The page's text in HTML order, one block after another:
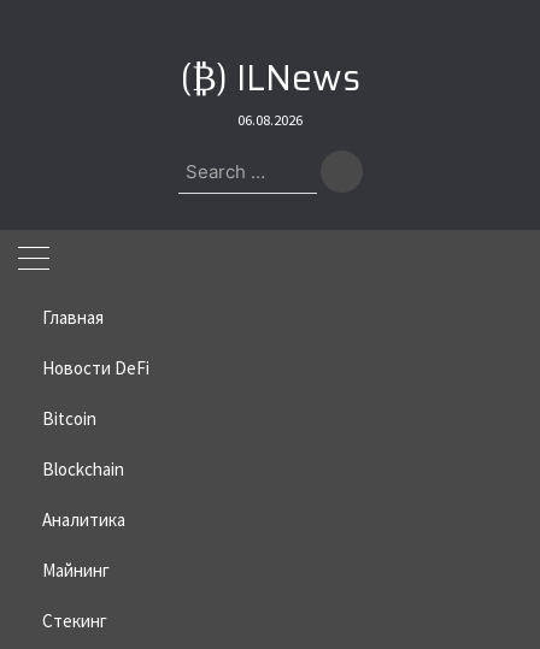
(₿) ILNews
06.08.2026
Search
for:
Главная
Новости DeFi
Bitcoin
Blockchain
Аналитика
Майнинг
Стекинг
Home»Bitcoin
Bitwise: Биткоин недооценен на
фоне бума ИИ
16.06.2026